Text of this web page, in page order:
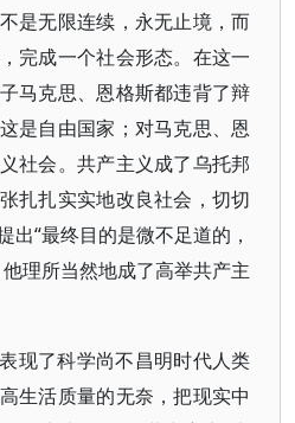
是无限连续，永无止境，而
完成一个社会形态。在这一
马克思、恩格斯都违背了辩
是自由国家；对马克思、恩
社会。共产主义成了乌托邦
扎扎实实地改良社会，切切
出“最终目的是微不足道的，
理所当然地成了高举共产主
现了科学尚不昌明时代人类
生活质量的无奈，把现实中